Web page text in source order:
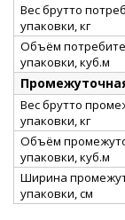
Вес брутто
упаковки, кг
Объём
упаковки, куб.м
Вес брутто
упаковки, кг
Объём
упаковки, куб.м
Ширина
упаковки, см